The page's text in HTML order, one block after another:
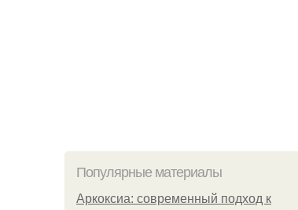
Популярные материалы
Аркоксиа: современный подход к